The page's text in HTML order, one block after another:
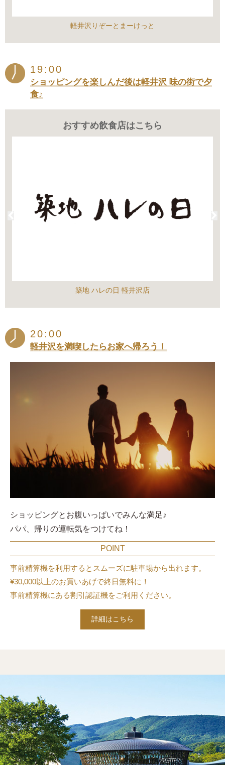
軽井沢りぞーとまーけっと
19:00
ショッピングを楽しんだ後は軽井沢 味の街で夕
食♪
おすすめ飲食店はこちら
築地 ハレの日 軽井沢店
20:00
軽井沢を満喫したらお家へ帰ろう！
ショッピングとお腹いっぱいでみんな満足♪
パパ、帰りの運転気をつけてね！
POINT
事前精算機を利用するとスムーズに駐車場から出れます。
¥30,000以上のお買いあげで終日無料に！
事前精算機にある割引認証機をご利用ください。
詳細はこちら